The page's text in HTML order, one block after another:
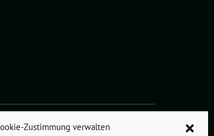
Zustimmung verwalten